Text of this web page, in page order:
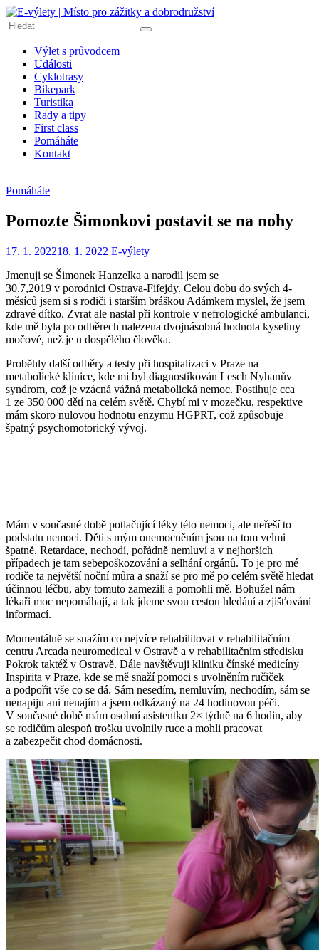
Přeskočit
na
obsah
E-
výlety
Místo
pro
zážitky
dobrodružství
výlety
Dobrodružné
výlety
kolech,
turistiku,
tipy
na
výlety,
cyklotrasy,
bike
zajímavá
turistická
místa,
výlety
s
turistickým
Výlet s průvodcem
Události
Cyklotrasy
Bikepark
Turistika
Rady a tipy
First class
Pomáháte
Kontakt
Pomáháte
Pomozte Šimonkovi postavit se na nohy
17. 1. 202218. 1. 2022 E-výlety
Jmenuji se Šimonek Hanzelka a narodil jsem se
30.7,2019 v porodnici Ostrava-Fifejdy. Celou dobu do svých 4-
měsíců jsem si s rodiči i starším bráškou Adámkem myslel, že jsem
zdravé dítko. Zvrat ale nastal při kontrole v nefrologické ambulanci,
kde mě byla po odběrech nalezena dvojnásobná hodnota kyseliny
močové, než je u dospělého člověka.
Proběhly další odběry a testy při hospitalizaci v Praze na
metabolické klinice, kde mi byl diagnostikován Lesch Nyhanův
syndrom, což je vzácná vážná metabolická nemoc. Postihuje cca
1 ze 350 000 dětí na celém světě. Chybí mi v mozečku, respektive
mám skoro nulovou hodnotu enzymu HGPRT, což způsobuje
špatný psychomotorický vývoj.
Mám v současné době potlačující léky této nemoci, ale neřeší to
podstatu nemoci. Děti s mým onemocněním jsou na tom velmi
špatně. Retardace, nechodí, pořádně nemluví a v nejhorších
případech je tam sebepoškozování a selhání orgánů. To je pro mé
rodiče ta největší noční můra a snaží se pro mě po celém světě hledat
účinnou léčbu, aby tomuto zamezili a pomohli mě. Bohužel nám
lékaři moc nepomáhají, a tak jdeme svou cestou hledání a zjišťování
informací.
Momentálně se snažím co nejvíce rehabilitovat v rehabilitačním
centru Arcada neuromedical v Ostravě a v rehabilitačním středisku
Pokrok taktéž v Ostravě. Dále navštěvuji kliniku čínské medicíny
Inspirita v Praze, kde se mě snaží pomoci s uvolněním ručiček
a podpořit vše co se dá. Sám nesedím, nemluvím, nechodím, sám se
nenapiju ani nenajím a jsem odkázaný na 24 hodinovou péči.
V současné době mám osobní asistentku 2× týdně na 6 hodin, aby
se rodičům alespoň trošku uvolnily ruce a mohli pracovat
a zabezpečit chod domácnosti.